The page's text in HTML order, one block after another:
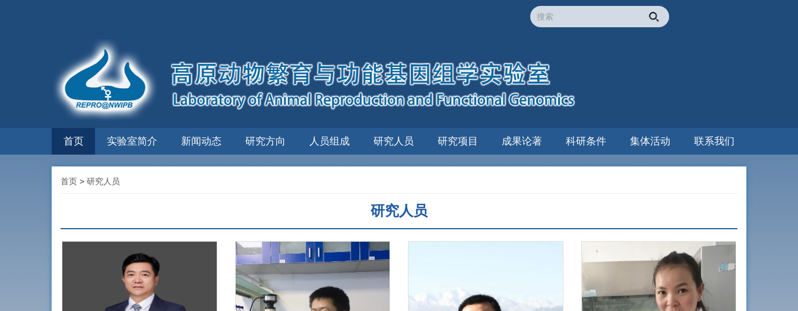
首页 实验室简介 新闻动态 研究方向 人员组成 研究人员 研究项目 成果论著 科研条件 集体活动 联系我们
首页 > 研究人员
研究人员